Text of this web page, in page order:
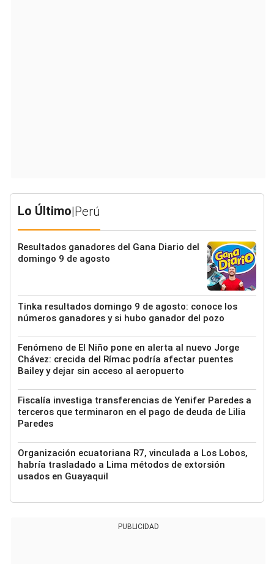
Lo Último|Perú
Resultados ganadores del Gana Diario del
domingo 9 de agosto
Tinka resultados domingo 9 de agosto: conoce los
números ganadores y si hubo ganador del pozo
Fenómeno de El Niño pone en alerta al nuevo Jorge
Chávez: crecida del Rímac podría afectar puentes
Bailey y dejar sin acceso al aeropuerto
Fiscalía investiga transferencias de Yenifer Paredes a
terceros que terminaron en el pago de deuda de Lilia
Paredes
Organización ecuatoriana R7, vinculada a Los Lobos,
habría trasladado a Lima métodos de extorsión
usados en Guayaquil
PUBLICIDAD